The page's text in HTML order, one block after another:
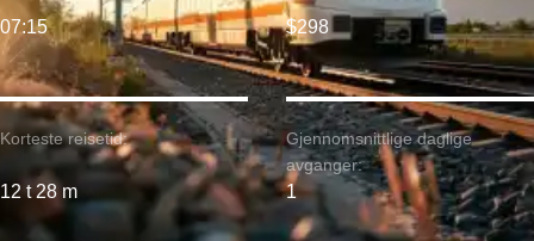
Korteste reisetid:
12 t 28 m
07:15 $298
Gjennomsnittlige daglige
avganger:
1